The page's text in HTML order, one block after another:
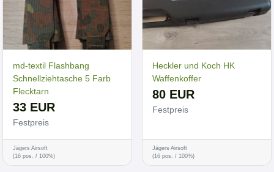
md-textil Flashbang
Schnellziehtasche 5 Farb
Flecktarn
33 EUR
Festpreis
Jägers Airsoft
(16 pos. / 100%)
Heckler und Koch HK
Waffenkoffer
80 EUR
Festpreis
Jägers Airsoft
(16 pos. / 100%)